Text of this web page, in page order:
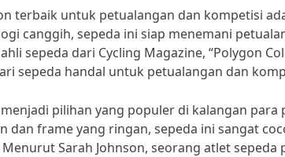
terbaik untuk petualangan dan kompetisi
canggih, sepeda ini siap menemani
sepeda dari Cycling Magazine, “Polygon
sepeda handal untuk petualangan dan
pilihan yang populer di kalangan
dan frame yang ringan, sepeda ini sangat
Sarah Johnson, seorang atlet sepeda